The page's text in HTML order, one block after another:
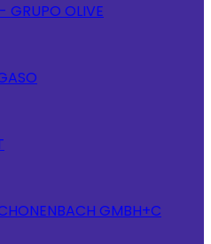
GRUPO OLIVE
GMBH+C